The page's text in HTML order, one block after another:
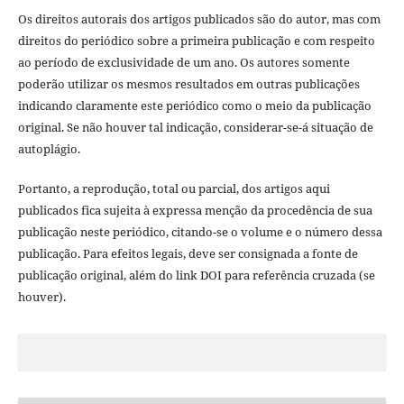
Os direitos autorais dos artigos publicados são do autor, mas com
direitos do periódico sobre a primeira publicação e com respeito
ao período de exclusividade de um ano. Os autores somente
poderão utilizar os mesmos resultados em outras publicações
indicando claramente este periódico como o meio da publicação
original. Se não houver tal indicação, considerar-se-á situação de
autoplágio.
Portanto, a reprodução, total ou parcial, dos artigos aqui
publicados fica sujeita à expressa menção da procedência de sua
publicação neste periódico, citando-se o volume e o número dessa
publicação. Para efeitos legais, deve ser consignada a fonte de
publicação original, além do link DOI para referência cruzada (se
houver).